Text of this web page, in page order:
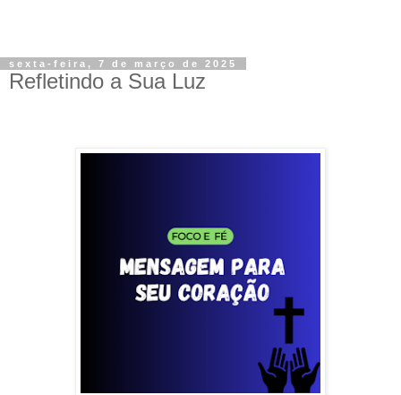
sexta-feira, 7 de março de 2025
Refletindo a Sua Luz